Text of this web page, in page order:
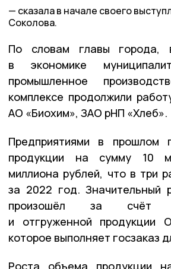
сказала в начале своего
Соколова.
По словам главы города,
в экономике
промышленное
комплексе продолжили
АО «Биохим», ЗАО рНП «Хлеб».
Предприятиями в прошлом
продукции на сумму 10
миллиона рублей, что в три
за 2022 год. Значительный
произошёл за счёт
и отгруженной продукции
которое выполняет госзаказ